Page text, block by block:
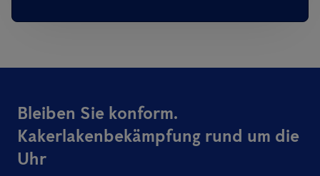
Bleiben Sie konform.
Kakerlakenbekämpfung rund um die
Uhr